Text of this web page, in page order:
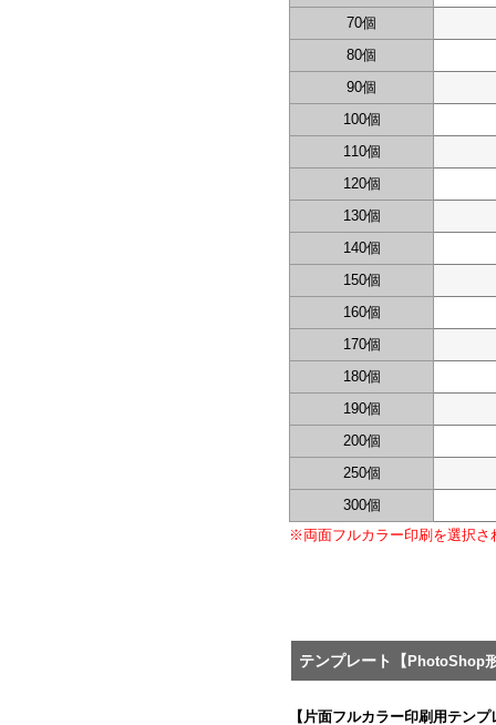
70個
80個
90個
100個
110個
120個
130個
140個
150個
160個
170個
180個
190個
200個
250個
300個
※両面フルカラー印刷を選択さ
テンプレート【 PhotoShop
【片面フルカラー印刷用テンプ